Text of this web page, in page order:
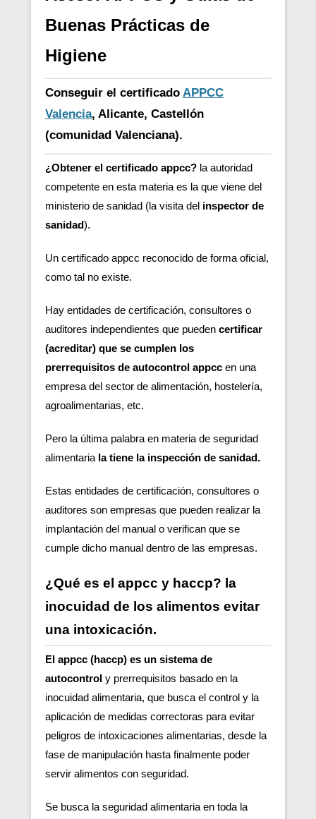
Buenas Prácticas de
Higiene
Conseguir el certificado APPCC
Valencia, Alicante, Castellón
(comunidad Valenciana).
¿Obtener el certificado appcc? la autoridad
competente en esta materia es la que viene del
ministerio de sanidad (la visita del inspector de
sanidad).
Un certificado appcc reconocido de forma oficial,
como tal no existe.
Hay entidades de certificación, consultores o
auditores independientes que pueden certificar
(acreditar) que se cumplen los
prerrequisitos de autocontrol appcc en una
empresa del sector de alimentación, hostelería,
agroalimentarias, etc.
Pero la última palabra en materia de seguridad
alimentaria la tiene la inspección de sanidad.
Estas entidades de certificación, consultores o
auditores son empresas que pueden realizar la
implantación del manual o verifican que se
cumple dicho manual dentro de las empresas.
¿Qué es el appcc y haccp? la
inocuidad de los alimentos evitar
una intoxicación.
El appcc (haccp) es un sistema de
autocontrol y prerrequisitos basado en la
inocuidad alimentaria, que busca el control y la
aplicación de medidas correctoras para evitar
peligros de intoxicaciones alimentarias, desde la
fase de manipulación hasta finalmente poder
servir alimentos con seguridad.
Se busca la seguridad alimentaria en toda la